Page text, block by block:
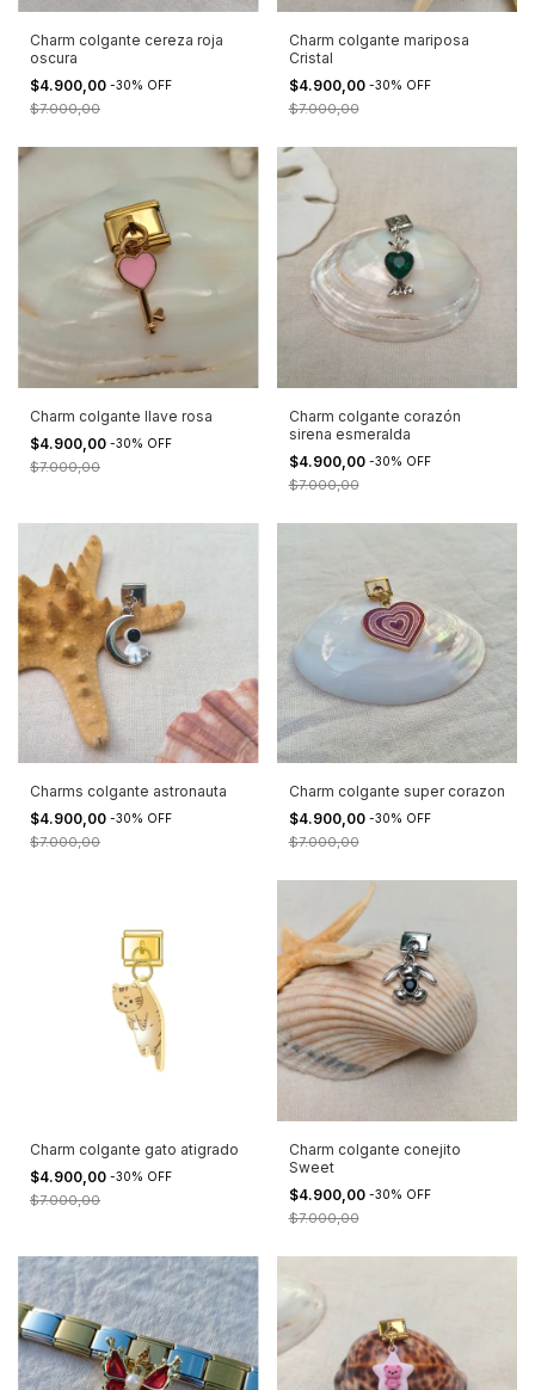
Charm colgante cereza roja
oscura
$4.900,00 -30% OFF
$7.000,00
Charm colgante mariposa
Cristal
$4.900,00 -30% OFF
$7.000,00
Charm colgante llave rosa
$4.900,00 -30% OFF
$7.000,00
Charm colgante corazón
sirena esmeralda
$4.900,00 -30% OFF
$7.000,00
Charms colgante astronauta
$4.900,00 -30% OFF
$7.000,00
Charm colgante super corazon
$4.900,00 -30% OFF
$7.000,00
Charm colgante gato atigrado
$4.900,00 -30% OFF
$7.000,00
Charm colgante conejito
Sweet
$4.900,00 -30% OFF
$7.000,00